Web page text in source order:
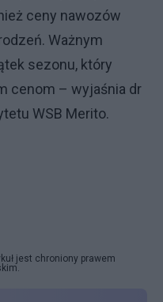
ceny nawozów
Ważnym
sezonu, który
cenom – wyjaśnia dr
WSB Merito.
jest chroniony prawem